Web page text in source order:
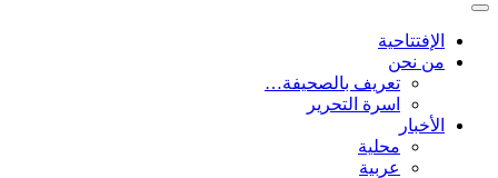
الإفتتاحية
من نحن
تعريف بالصحيفة…
اسرة التحرير
الأخبار
محلية
عربية